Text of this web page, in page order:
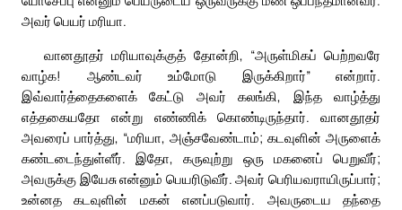
அவர் பெயர் மரியா.
வானதூதர் மரியாவுக்குத் தோன்றி, “அருள்மிகப் பெற்றவரே
வாழ்க! ஆண்டவர் உம்மோடு இருக்கிறார்” என்றார்.
இவ்வார்த்தைகளைக் கேட்டு அவர் கலங்கி, இந்த வாழ்த்து
எத்தகையதோ என்று எண்ணிக் கொண்டிருந்தார். வானதூதர்
அவரைப் பார்த்து, “மரியா, அஞ்சவேண்டாம்; கடவுளின் அருளைக்
கண்டடைந்துள்ளீர். இதோ, கருவுற்று ஒரு மகனைப் பெறுவீர்;
அவருக்கு இயேசு என்னும் பெயரிடுவீர். அவர் பெரியவராயிருப்பார்;
உன்னத கடவுளின் மகன் எனப்படுவார். அவருடைய தந்தை